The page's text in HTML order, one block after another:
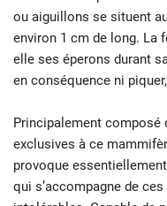
ou aiguillons se situent
environ 1 cm de long. La
elle ses éperons durant
en conséquence ni
Principalement
exclusives à ce
provoque
qui s’accompagne de